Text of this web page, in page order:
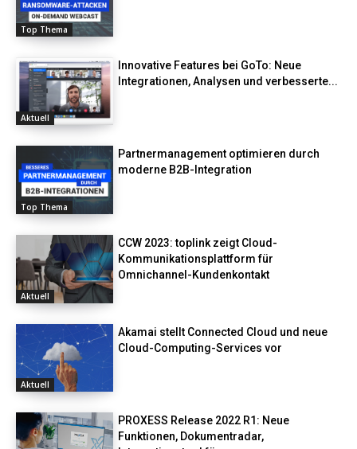
Top Thema
Aktuell
Innovative Features bei GoTo: Neue
Integrationen, Analysen und verbesserte...
Top Thema
Partnermanagement optimieren durch
moderne B2B-Integration
Aktuell
CCW 2023: toplink zeigt Cloud-
Kommunikationsplattform für
Omnichannel-Kundenkontakt
Aktuell
Akamai stellt Connected Cloud und neue
Cloud-Computing-Services vor
PROXESS Release 2022 R1: Neue
Funktionen, Dokumentradar,